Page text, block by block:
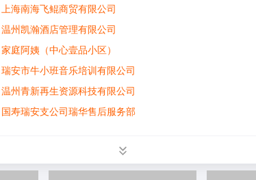
上海南海飞鲲商贸有限公司
温州凯瀚酒店管理有限公司
家庭阿姨（中心壹品小区）
瑞安市牛小班音乐培训有限公司
温州青新再生资源科技有限公司
国寿瑞安支公司瑞华售后服务部
叮咚买菜